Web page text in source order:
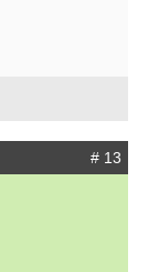
# 13